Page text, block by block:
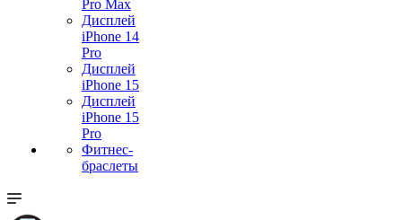
Pro Max
Дисплей
iPhone 14
Pro
Дисплей
iPhone 15
Дисплей
iPhone 15
Pro
Фитнес-
браслеты